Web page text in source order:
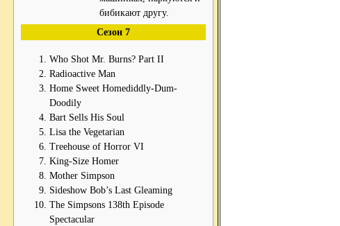
бибикают другу.
Сезон 7
Who Shot Mr. Burns? Part II
Radioactive Man
Home Sweet Homediddly-Dum-
Doodily
Bart Sells His Soul
Lisa the Vegetarian
Treehouse of Horror VI
King-Size Homer
Mother Simpson
Sideshow Bob’s Last Gleaming
The Simpsons 138th Episode
Spectacular